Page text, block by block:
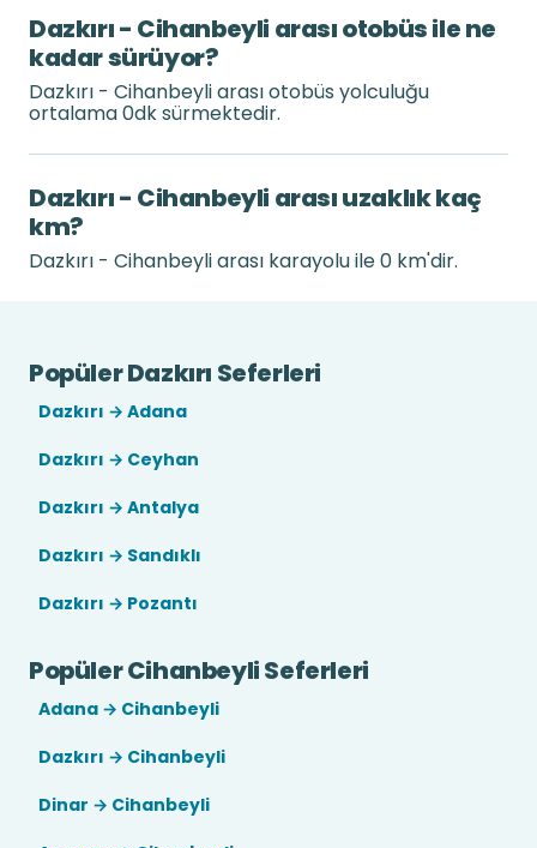
Dazkırı - Cihanbeyli arası otobüs ile ne
kadar sürüyor?
Dazkırı - Cihanbeyli arası otobüs yolculuğu
ortalama 0dk sürmektedir.
Dazkırı - Cihanbeyli arası uzaklık kaç
km?
Dazkırı - Cihanbeyli arası karayolu ile 0 km'dir.
Popüler Dazkırı Seferleri
Dazkırı → Adana
Dazkırı → Ceyhan
Dazkırı → Antalya
Dazkırı → Sandıklı
Dazkırı → Pozantı
Popüler Cihanbeyli Seferleri
Adana → Cihanbeyli
Dazkırı → Cihanbeyli
Dinar → Cihanbeyli